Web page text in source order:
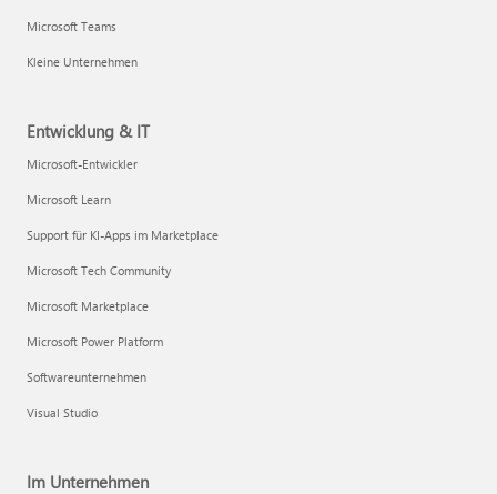
Microsoft Teams
Kleine Unternehmen
Entwicklung & IT
Microsoft-Entwickler
Microsoft Learn
Support für KI-Apps im Marketplace
Microsoft Tech Community
Microsoft Marketplace
Microsoft Power Platform
Softwareunternehmen
Visual Studio
Im Unternehmen